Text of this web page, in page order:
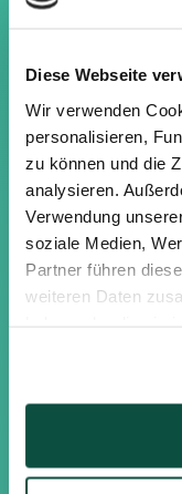
Diese Webseite
Wir verwenden
personalisieren,
zu können und die
analysieren.
Verwendung
soziale Medien,
Partner führen
weiteren Daten
Sie können sich
Verbindung setzen,
nachstehenden
oder das Formular
Seite verwenden.
Berlin
Frankfurt
Saxenhammer
Mommsenstraße 11
10629 Berlin